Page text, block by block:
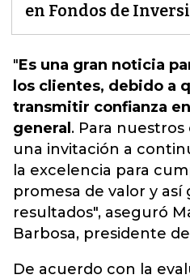
en Fondos de
"Es una gran noticia
los clientes, debido a
transmitir confianza
general . Para
una invitación a
la excelencia para
promesa de valor y
resultados", aseguró
Barbosa, presidente de
De acuerdo con la